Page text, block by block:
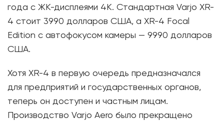
года с ЖК-дисплеями 4K. Стандартная Varjo XR-
4 стоит 3990 долларов США, а XR-4 Focal
Edition с автофокусом камеры — 9990 долларов
США.
Хотя XR-4 в первую очередь предназначался
для предприятий и государственных органов,
теперь он доступен и частным лицам.
Производство Varjo Aero было прекращено